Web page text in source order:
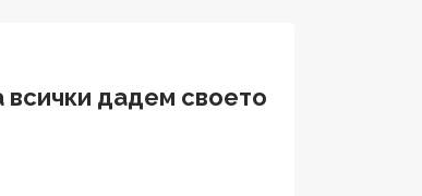
дадем своето